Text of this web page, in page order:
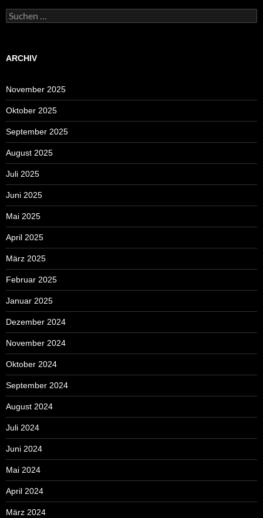
Suchen
nach:
ARCHIV
November 2025
Oktober 2025
September 2025
August 2025
Juli 2025
Juni 2025
Mai 2025
April 2025
März 2025
Februar 2025
Januar 2025
Dezember 2024
November 2024
Oktober 2024
September 2024
August 2024
Juli 2024
Juni 2024
Mai 2024
April 2024
März 2024